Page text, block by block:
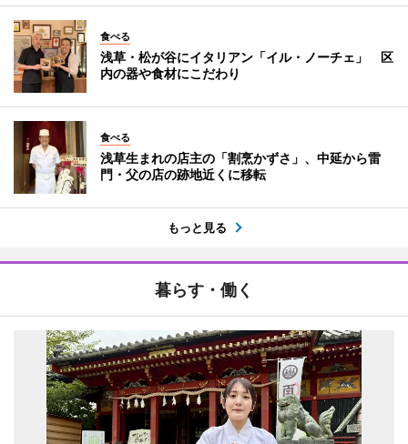
食べる
浅草・松が谷にイタリアン「イル・ノーチェ」 区
内の器や食材にこだわり
食べる
浅草生まれの店主の「割烹かずさ」、中延から雷
門・父の店の跡地近くに移転
もっと見る
暮らす・働く